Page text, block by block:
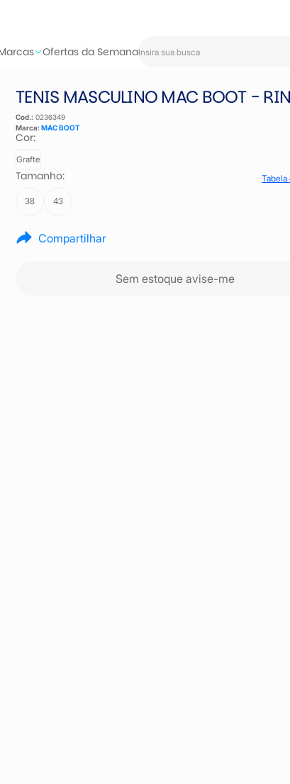
Ofertas da Semana
TENIS MASCULINO MAC BOOT -
Cod.: 0236349
Marca: MAC BOOT
Cor:
Grafte
Tamanho: Tabela
38 43
Compartilhar
Sem estoque avise-me